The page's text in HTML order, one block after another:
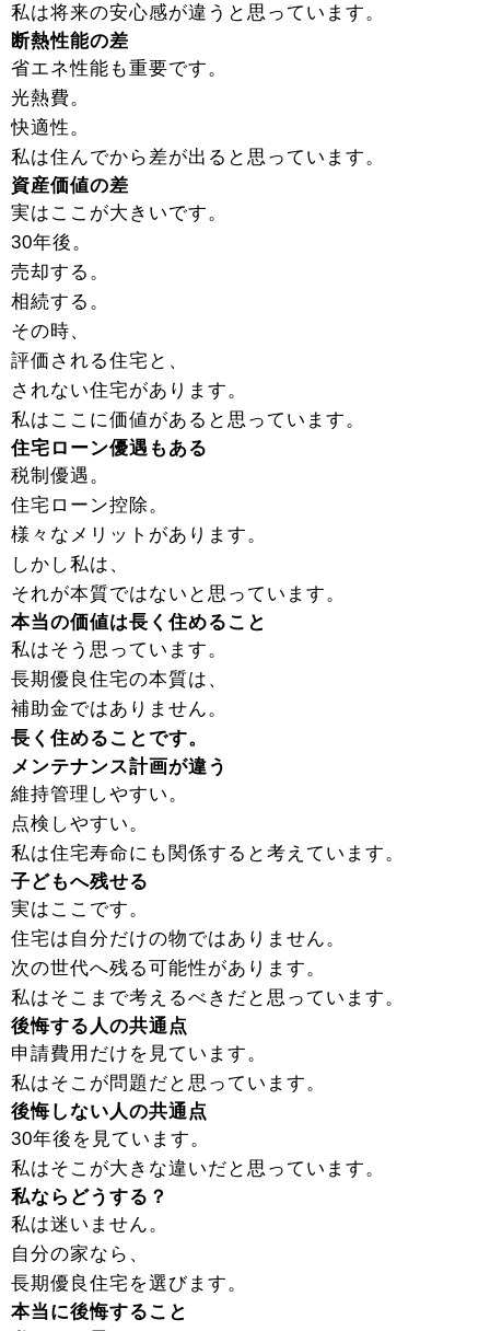
私は将来の安心感が違うと思っています。
断熱性能の差
省エネ性能も重要です。
光熱費。
快適性。
私は住んでから差が出ると思っています。
資産価値の差
実はここが大きいです。
30年後。
売却する。
相続する。
その時、
評価される住宅と、
されない住宅があります。
私はここに価値があると思っています。
住宅ローン優遇もある
税制優遇。
住宅ローン控除。
様々なメリットがあります。
しかし私は、
それが本質ではないと思っています。
本当の価値は長く住めること
私はそう思っています。
長期優良住宅の本質は、
補助金ではありません。
長く住めることです。
メンテナンス計画が違う
維持管理しやすい。
点検しやすい。
私は住宅寿命にも関係すると考えています。
子どもへ残せる
実はここです。
住宅は自分だけの物ではありません。
次の世代へ残る可能性があります。
私はそこまで考えるべきだと思っています。
後悔する人の共通点
申請費用だけを見ています。
私はそこが問題だと思っています。
後悔しない人の共通点
30年後を見ています。
私はそこが大きな違いだと思っています。
私ならどうする？
私は迷いません。
自分の家なら、
長期優良住宅を選びます。
本当に後悔すること